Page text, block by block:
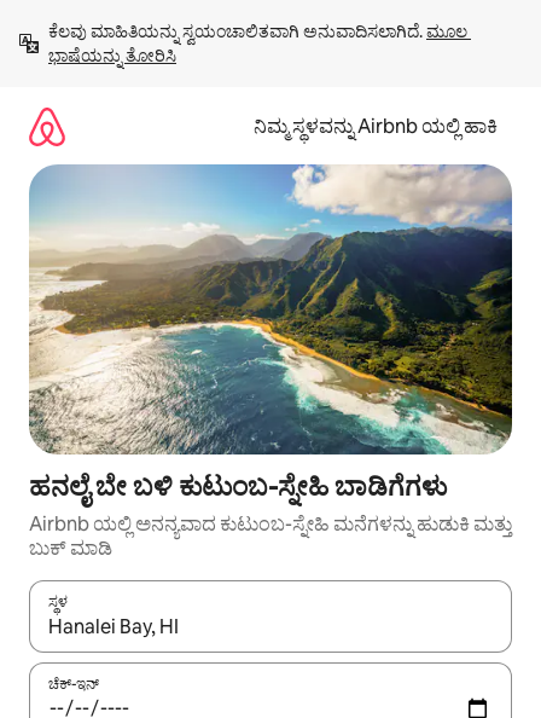
ಹೋಗಿ
ಕೆಲವು ಮಾಹಿತಿಯನ್ನು ಸ್ವಯಂಚಾಲಿತವಾಗಿ ಅನುವಾದಿಸಲಾಗಿದೆ. ಮೂಲ
ಭಾಷೆಯನ್ನು ತೋರಿಸಿ
ನಿಮ್ಮ ಸ್ಥಳವನ್ನು Airbnb ಯಲ್ಲಿ ಹಾಕಿ
ಹನಲೈ ಬೇ ಬಳಿ ಕುಟುಂಬ-ಸ್ನೇಹಿ ಬಾಡಿಗೆಗಳು
Airbnb ಯಲ್ಲಿ ಅನನ್ಯವಾದ ಕುಟುಂಬ-ಸ್ನೇಹಿ ಮನೆಗಳನ್ನು ಹುಡುಕಿ ಮತ್ತು
ಬುಕ್ ಮಾಡಿ
ಸ್ಥಳ
ಫಲಿತಾಂಶಗಳು ಲಭ್ಯವಿರುವಾಗ, ಅಪ್ ಮತ್ತು ಡೌನ್ ಬಾಣದ ಕೀಲಿಗಳೊಂದಿಗೆ
ಚೆಕ್-ಇನ್